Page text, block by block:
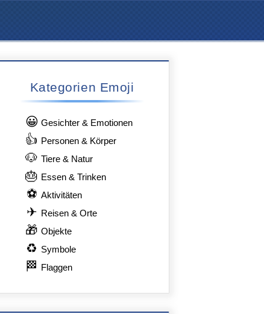
Kategorien Emoji
😀 Gesichter & Emotionen
👍 Personen & Körper
🐶 Tiere & Natur
🎂 Essen & Trinken
⚽ Aktivitäten
✈ Reisen & Orte
🎁 Objekte
♻ Symbole
🏁 Flaggen